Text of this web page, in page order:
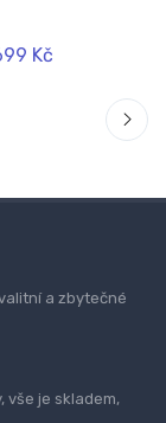
Kč
a zbytečné
vše je skladem,